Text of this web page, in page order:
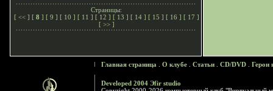
Страницы:
[ << ] [ 8 ] [ 9 ] [ 10 ] [ 11 ] [ 12 ] [ 13 ] [ 14 ] [ 15 ] [ 16 ] [ 17 ]
[ >> ]
Главная страница О клубе Статьи CD/DVD Герои
Developed 2004 Эfir studio